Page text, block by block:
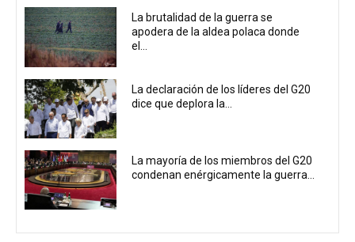
La brutalidad de la guerra se
apodera de la aldea polaca donde
el...
La declaración de los líderes del G20
dice que deplora la...
La mayoría de los miembros del G20
condenan enérgicamente la guerra...